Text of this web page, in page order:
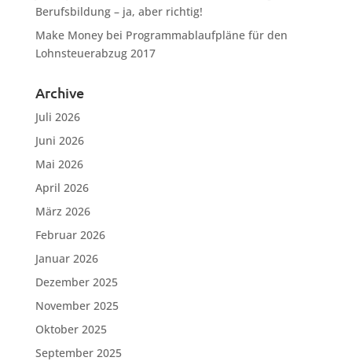
Berufsbildung – ja, aber richtig!
Make Moneybei Programmablaufpläne für den
Lohnsteuerabzug 2017
Archive
Juli 2026
Juni 2026
Mai 2026
April 2026
März 2026
Februar 2026
Januar 2026
Dezember 2025
November 2025
Oktober 2025
September 2025